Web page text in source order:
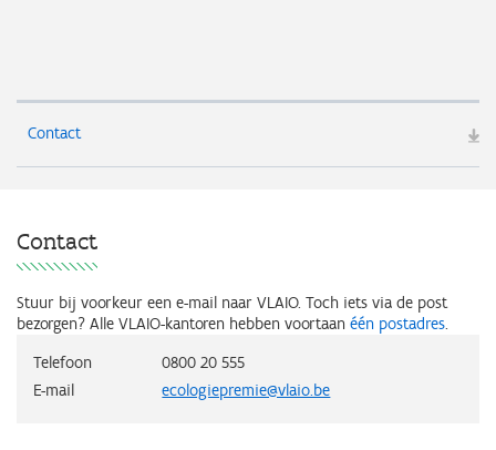
Contact
Contact
Stuur bij voorkeur een e-mail naar VLAIO. Toch iets via de post
bezorgen? Alle VLAIO-kantoren hebben voortaan één postadres.
Telefoon
0800 20 555
E-mail
ecologiepremie@vlaio.be